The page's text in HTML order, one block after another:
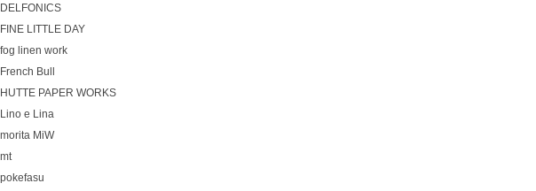
DELFONICS
FINE LITTLE DAY
fog linen work
French Bull
HUTTE PAPER WORKS
Lino e Lina
morita MiW
mt
pokefasu